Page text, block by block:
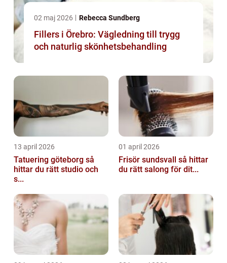
02 maj 2026 Rebecca Sundberg
Fillers i Örebro: Vägledning till trygg
och naturlig skönhetsbehandling
13 april 2026
Tatuering göteborg så
hittar du rätt studio och
s...
01 april 2026
Frisör sundsvall så hittar
du rätt salong för dit...